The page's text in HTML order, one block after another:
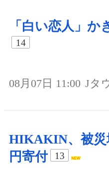
「白い恋人」か
14
08月07日 11:00 Jタ
HIKAKIN、被災
円寄付
13